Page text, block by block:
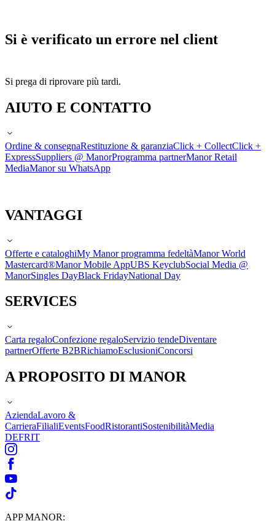
Si è verificato un errore nel client
Si prega di riprovare più tardi.
AIUTO E CONTATTO
Ordine & consegnaRestituzione & garanziaClick + CollectClick +
ExpressSuppliers @ ManorProgramma partnerManor Retail
MediaManor su WhatsApp
VANTAGGI
Offerte e cataloghiMy Manor programma fedeltàManor World
Mastercard®Manor Mobile AppUBS KeyclubSocial Media @
ManorSingles DayBlack FridayNational Day
SERVICES
Carta regaloConfezione regaloServizio tendeDiventare
partnerOfferte B2BRichiamoEsclusioniConcorsi
A PROPOSITO DI MANOR
AziendaLavoro &
CarrieraFilialiEventsFoodRistorantiSostenibilitàMedia
DEFRIT
APP MANOR: